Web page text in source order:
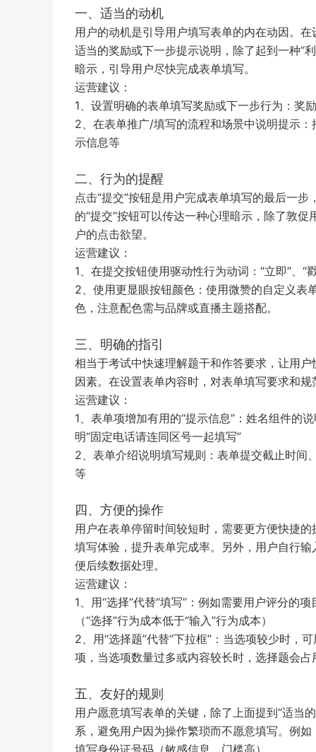
一、适当的动机
用户的动机是引导用户填写表单的内在动因。
适当的奖励或下一步提示说明，除了起到一种“
暗示，引导用户尽快完成表单填写。
运营建议：
1、设置明确的表单填写奖励或下一步行为：奖
2、在表单推广/填写的流程和场景中说明提示
示信息等
二、行为的提醒
点击“提交”按钮是用户完成表单填写的最后一
的“提交”按钮可以传达一种心理暗示，除了敦
户的点击欲望。
运营建议：
1、在提交按钮使用驱动性行为动词：“立即”、“
2、使用更显眼按钮颜色：使用微赞的自定义表
色，注意配色需与品牌或直播主题搭配。
三、明确的指引
相当于考试中快速理解题干和作答要求，让用
因素。在设置表单内容时，对表单填写要求和
运营建议：
1、表单项增加有用的“提示信息”：姓名组件的
明“固定电话请连同区号一起填写”
2、表单介绍说明填写规则：表单提交截止时间
等
四、方便的操作
用户在表单停留时间较短时，需要更方便快捷
填写体验，提升表单完成率。另外，用户自行
便后续数据处理。
运营建议：
1、用“选择”代替“填写”：例如需要用户评分的
（“选择”行为成本低于“输入”行为成本）
2、用“选择题”代替“下拉框”：当选项较少时，
项，当选项数量过多或内容较长时，选择题会
五、友好的规则
用户愿意填写表单的关键，除了上面提到“适当
系，避免用户因为操作繁琐而不愿意填写。例
填写身份证号码（敏感信息，门槛高）。